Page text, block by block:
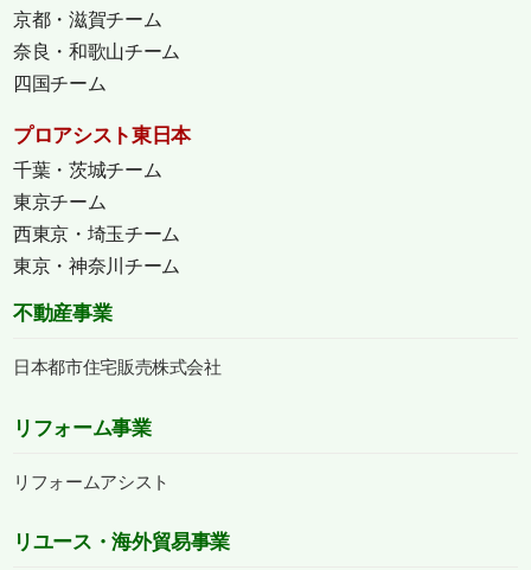
京都・滋賀チーム
奈良・和歌山チーム
四国チーム
プロアシスト東日本
千葉・茨城チーム
東京チーム
西東京・埼玉チーム
東京・神奈川チーム
不動産事業
日本都市住宅販売株式会社
リフォーム事業
リフォームアシスト
リユース・海外貿易事業